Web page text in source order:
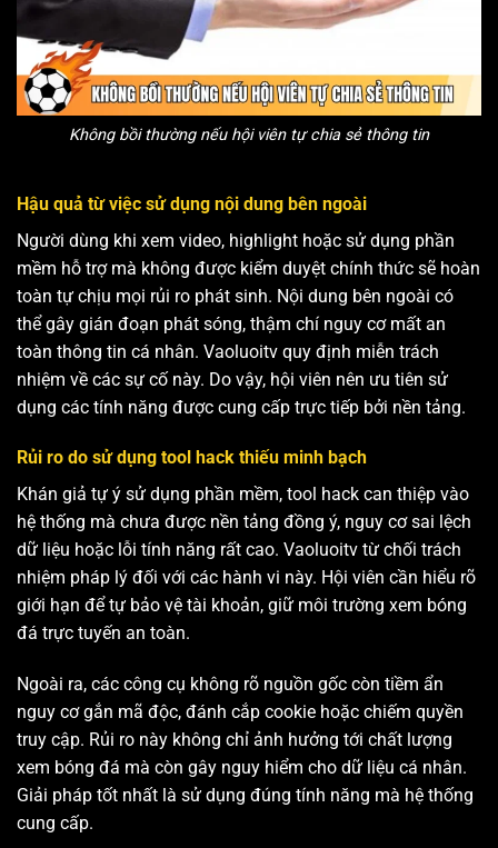
Không bồi thường nếu hội viên tự chia sẻ thông tin
Hậu quả từ việc sử dụng nội dung bên ngoài
Người dùng khi xem video, highlight hoặc sử dụng phần
mềm hỗ trợ mà không được kiểm duyệt chính thức sẽ hoàn
toàn tự chịu mọi rủi ro phát sinh. Nội dung bên ngoài có
thể gây gián đoạn phát sóng, thậm chí nguy cơ mất an
toàn thông tin cá nhân. Vaoluoitv quy định miễn trách
nhiệm về các sự cố này. Do vậy, hội viên nên ưu tiên sử
dụng các tính năng được cung cấp trực tiếp bởi nền tảng.
Rủi ro do sử dụng tool hack thiếu minh bạch
Khán giả tự ý sử dụng phần mềm, tool hack can thiệp vào
hệ thống mà chưa được nền tảng đồng ý, nguy cơ sai lệch
dữ liệu hoặc lỗi tính năng rất cao. Vaoluoitv từ chối trách
nhiệm pháp lý đối với các hành vi này. Hội viên cần hiểu rõ
giới hạn để tự bảo vệ tài khoản, giữ môi trường xem bóng
đá trực tuyến an toàn.
Ngoài ra, các công cụ không rõ nguồn gốc còn tiềm ẩn
nguy cơ gắn mã độc, đánh cắp cookie hoặc chiếm quyền
truy cập. Rủi ro này không chỉ ảnh hưởng tới chất lượng
xem bóng đá mà còn gây nguy hiểm cho dữ liệu cá nhân.
Giải pháp tốt nhất là sử dụng đúng tính năng mà hệ thống
cung cấp.